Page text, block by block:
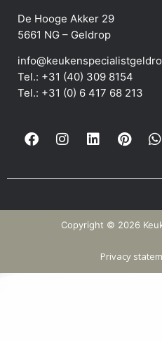
De Hooge Akker 29
5661 NG – Geldrop
Tel.: +31 (40) 309 8154
Tel.: +31 (0) 6 417 68 213
Copyright © 2026
Privacy